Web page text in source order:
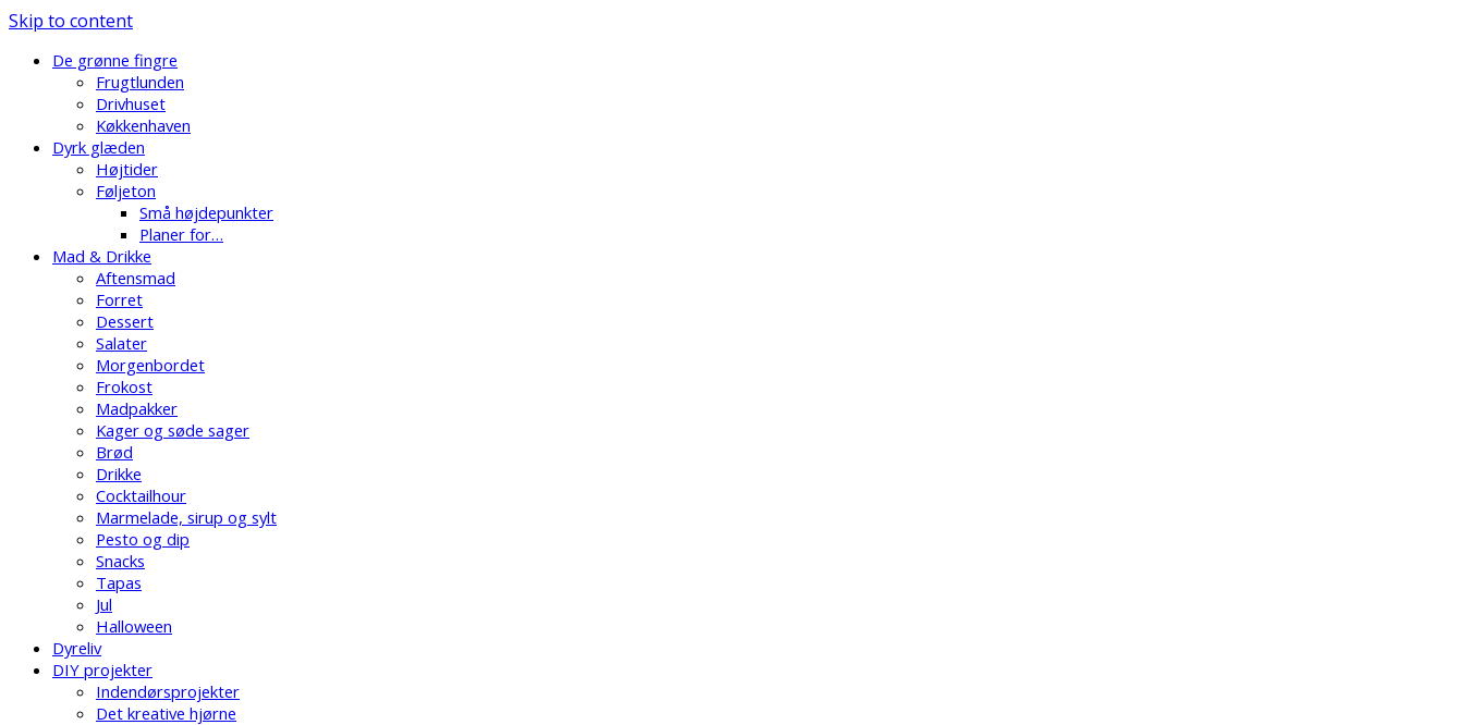
Skip to content
De grønne fingre
Frugtlunden
Drivhuset
Køkkenhaven
Dyrk glæden
Højtider
Føljeton
Små højdepunkter
Planer for…
Mad & Drikke
Aftensmad
Forret
Dessert
Salater
Morgenbordet
Frokost
Madpakker
Kager og søde sager
Brød
Drikke
Cocktailhour
Marmelade, sirup og sylt
Pesto og dip
Snacks
Tapas
Jul
Halloween
Dyreliv
DIY projekter
Indendørsprojekter
Det kreative hjørne